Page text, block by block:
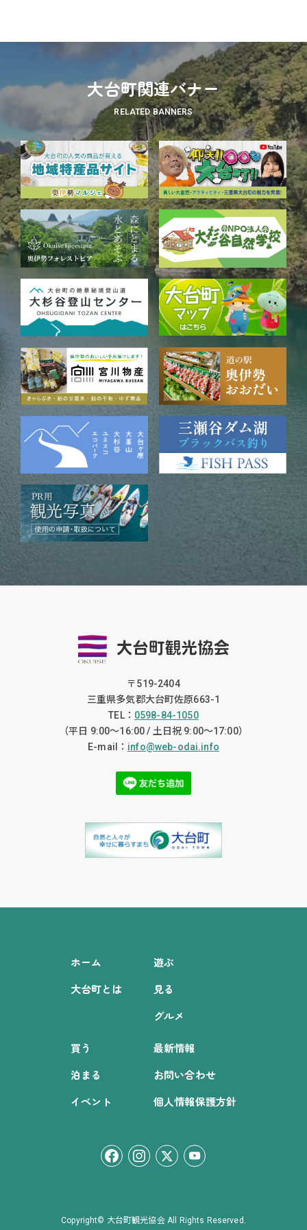
大台町関連バナー
RELATED BANNERS
〒519-2404
三重県多気郡大台町佐原663-1
TEL： 0598-84-1050
（平日 9:00〜16:00 / 土日祝 9:00〜17:00）
E-mail： info@web-odai.info
ホーム
大台町とは
遊ぶ
見る
グルメ
買う
泊まる
イベント
最新情報
お問い合わせ
個人情報保護方針
Copyright© 大台町観光協会 All Rights Reserved.